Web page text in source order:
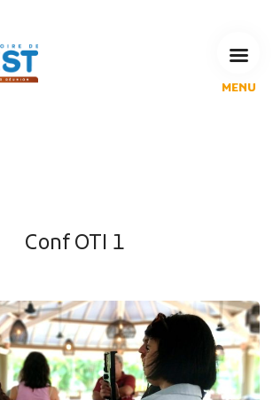
MENU
RECHERCHE
CALENDRIERS DE COLLECTE
MES DÉMARCHES
Conf OTI 1